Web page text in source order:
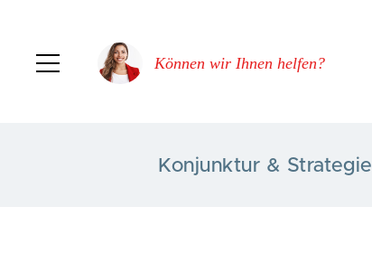
Können wir Ihnen helfen?
Konjunktur & Strategie